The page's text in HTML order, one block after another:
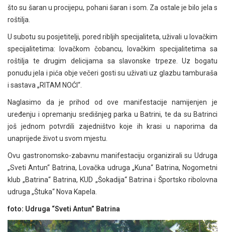
što su šaran u procijepu, pohani šaran i som. Za ostale je bilo jela s
roštilja.
U subotu su posjetitelji, pored ribljih specijaliteta, uživali u lovačkim
specijalitetima: lovačkom čobancu, lovačkim specijalitetima sa
roštilja te drugim delicijama sa slavonske trpeze. Uz bogatu
ponudu jela i pića obje večeri gosti su uživati uz glazbu tamburaša
i sastava „RITAM NOĆI“.
Naglasimo da je prihod od ove manifestacije namijenjen je
uređenju i opremanju središnjeg parka u Batrini, te da su Batrinci
još jednom potvrdili zajedništvo koje ih krasi u naporima da
unaprijede život u svom mjestu.
Ovu gastronomsko-zabavnu manifestaciju organizirali su Udruga
„Sveti Antun“ Batrina, Lovačka udruga „Kuna“ Batrina, Nogometni
klub „Batrina“ Batrina, KUD „Šokadija“ Batrina i Športsko ribolovna
udruga „Štuka“ Nova Kapela.
foto: Udruga “Sveti Antun” Batrina